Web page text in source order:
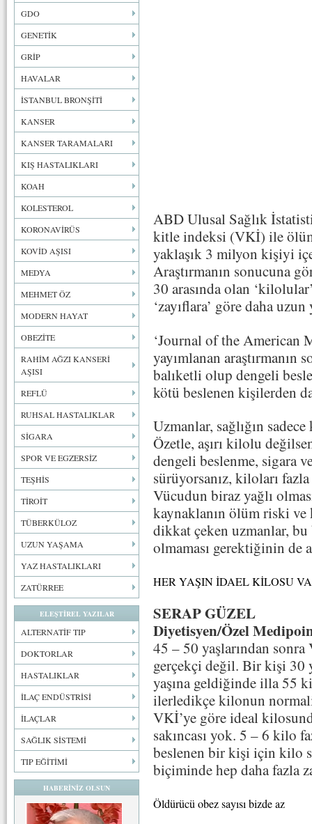
GDO
GENETİK
GRİP
HAVALAR
İSTANBUL BRONŞİTİ
KANSER
KANSER TARAMALARI
KIŞ HASTALIKLARI
KOAH
KOLESTEROL
KORONAVİRÜS
KOVİD AŞISI
MEDYA
MEHMET ÖZ
MODERN HAYAT
OBEZİTE
RAHİM AĞZI KANSERİ
AŞISI
REFLÜ
RUHSAL HASTALIKLAR
SİGARA
SPOR VE EGZERSİZ
TEŞHİS
TİROİT
TÜBERKÜLOZ
UZUN YAŞAMA
YAZ HASTALIKLARI
ZATÜRREE
ELEŞTİREL YAZILAR
ALTERNATİF TIP
DOKTORLAR
HASTALIKLAR
İLAÇ ENDÜSTRİSİ
İLAÇLAR
SAĞLIK SİSTEMİ
TIP EĞİTİMİ
HABERİNİZ OLSUN
ABD Ulusal Sağlık
kitle indeksi (VKİ) ile
yaklaşık 3 milyon kişiyi
Araştırmanın sonucuna
30 arasında olan
‘zayıflara’ göre daha uzun
‘Journal of the American
yayımlanan araştırmanın
balıketli olup dengeli
kötü beslenen kişilerden
Uzmanlar, sağlığın
Özetle, aşırı kilolu
dengeli beslenme, sigara
sürüyorsanız, kiloları
Vücudun biraz yağlı
kaynaklanın ölüm riski ve
dikkat çeken uzmanlar,
olmaması gerektiğinin de
HER YAŞIN İDAEL KİLOSU
SERAP GÜZEL
Diyetisyen/Özel
45 – 50 yaşlarından
gerçekçi değil. Bir kişi 30
yaşına geldiğinde illa 55
ilerledikçe kilonun
VKİ’ye göre ideal
sakıncası yok. 5 – 6 kilo
beslenen bir kişi için kilo
biçiminde hep daha fazla
Öldürücü obez sayısı bizde az